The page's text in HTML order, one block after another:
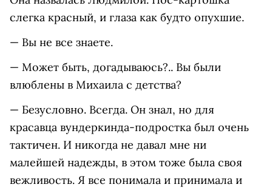
слегка красный, и глаза как будто опухшие.
— Вы не все знаете.
— Может быть, догадываюсь?.. Вы были
влюблены в Михаила с детства?
— Безусловно. Всегда. Он знал, но для
красавца вундеркинда-подростка был очень
тактичен. И никогда не давал мне ни
малейшей надежды, в этом тоже была своя
вежливость. Я все понимала и принимала и